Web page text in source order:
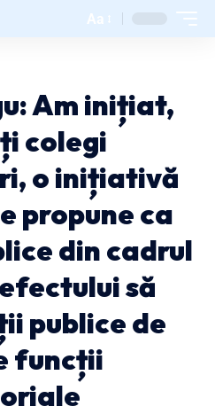
Aa
Am inițiat,
colegi
o inițiativă
propune ca
din cadrul
să
publice de
funcții